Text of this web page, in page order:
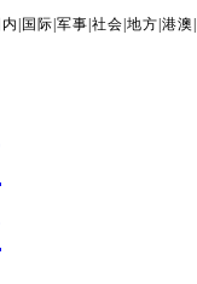
国际 |军事 |社会 |地方 |港澳